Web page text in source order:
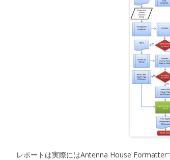
レポートは実際にはAntenna House Formatter